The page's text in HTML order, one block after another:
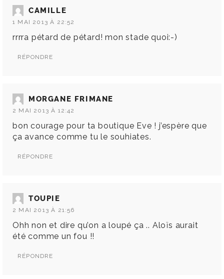
CAMILLE
1 MAI 2013 À 22:52
rrrra pétard de pétard! mon stade quoi:-)
RÉPONDRE
MORGANE FRIMANE
2 MAI 2013 À 12:42
bon courage pour ta boutique Eve ! j’espère que
ça avance comme tu le souhiates.
RÉPONDRE
TOUPIE
2 MAI 2013 À 21:56
Ohh non et dire qu’on a loupé ça .. Aloïs aurait
été comme un fou !!
RÉPONDRE